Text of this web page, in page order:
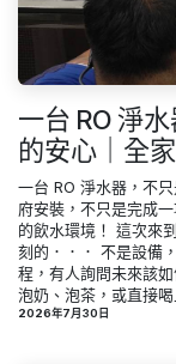
一台 RO 淨
的安心｜全
一台 RO 淨水器，不
府安裝，不只是完成
的飲水環境！ 這次來
刻的．．． 不是設備
程，有人詢問未來該
泡奶、泡茶，或直接
2026年7月30日